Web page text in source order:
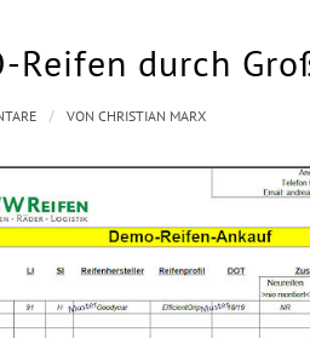
Reifen durch
/ VON CHRISTIAN MARX